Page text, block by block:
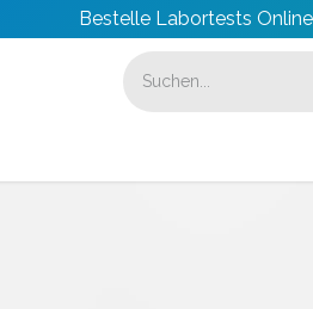
Bestelle Labortests Online